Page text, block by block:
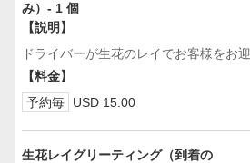
み）- 1 個
【説明】
ドライバーが生花のレイでお客様をお迎
【料金】
予約毎
USD 15.00
生花レイグリーティング（到着の